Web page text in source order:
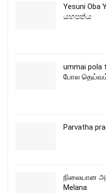
Yesuni
යහපත්ය
ummai pola
போல
Parvatha
நிலையான
Melana